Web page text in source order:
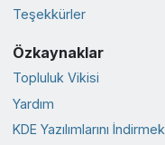
Teşekkürler
Özkaynaklar
Topluluk Vikisi
Yardım
KDE Yazılımlarını İndirmek